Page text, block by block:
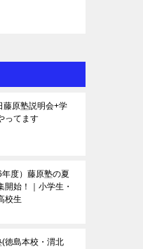
藤原塾説明会+学
ってます
度）藤原塾の夏
開始！｜小学生・
校生
(徳島本校・渭北